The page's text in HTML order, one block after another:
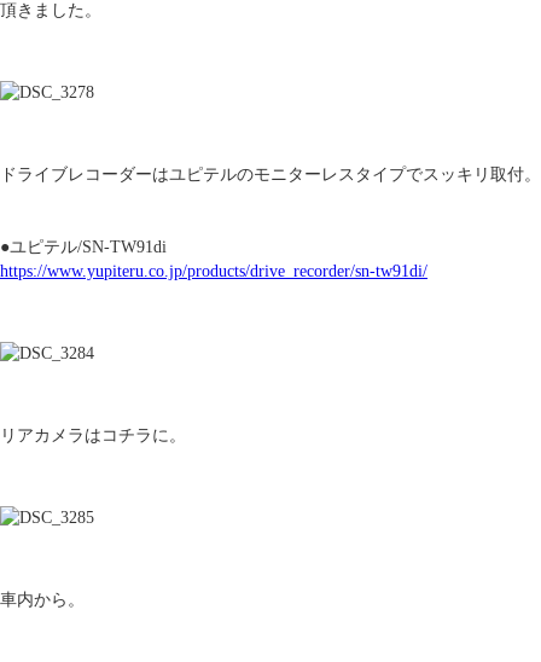
頂きました。
ドライブレコーダーはユピテルのモニターレスタイプでスッキリ取付。
●ユピテル/SN-TW91di
https://www.yupiteru.co.jp/products/drive_recorder/sn-tw91di/
リアカメラはコチラに。
車内から。